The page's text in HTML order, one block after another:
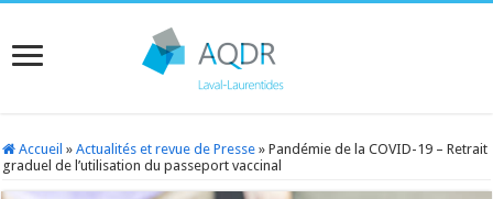
Accueil » Actualités et revue de Presse » Pandémie de la COVID-19 – Retrait
graduel de l’utilisation du passeport vaccinal